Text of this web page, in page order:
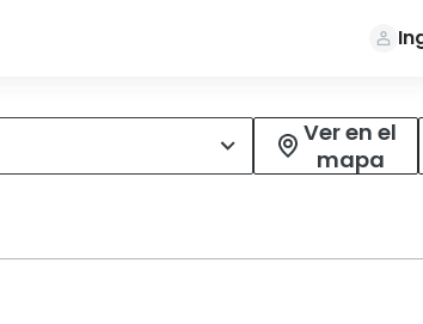
Ver en el
mapa